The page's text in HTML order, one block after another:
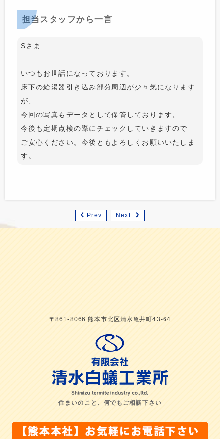
担当スタッフから一言
Sさま
いつもお世話になっております。
床下の給湯器引き込み部分周辺が少々気になります
が、
今回の写真もデータとして保管しております。
今後も定期点検の際にチェックしていきますので
ご安心ください。今後ともよろしくお願いいたしま
す。
Prev Next
〒861-8066 熊本市北区清水亀井町43-64
住まいのこと、何でもご相談下さい